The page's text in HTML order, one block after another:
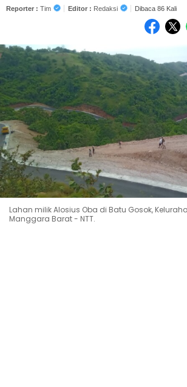
Reporter : Tim Editor : Redaksi Dibaca 86 Kali
Lahan milik Alosius Oba di Batu Gosok,
Manggara Barat - NTT.